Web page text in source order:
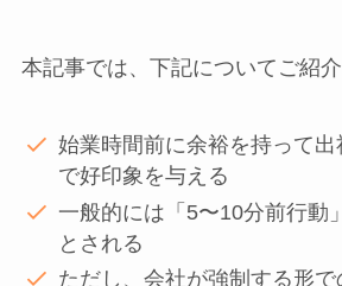
本記事では、下記についてご紹介
始業時間前に余裕を持って
で好印象を与える
一般的には「5〜10分前行動
とされる
ただし、会社が強制する形で